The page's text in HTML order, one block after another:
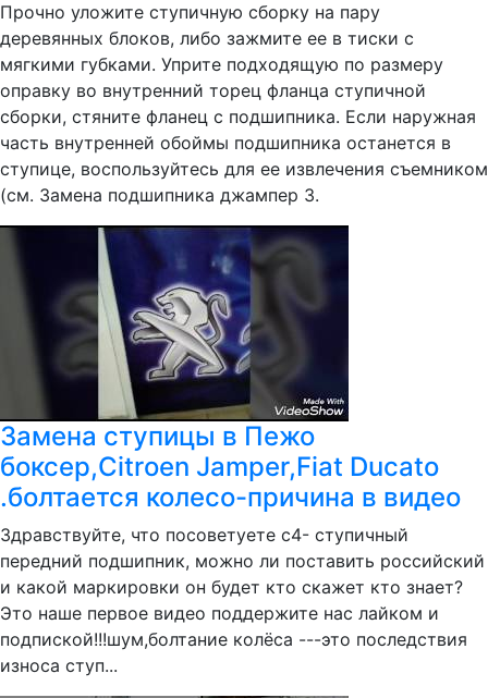
Прочно уложите ступичную сборку на пару
деревянных блоков, либо зажмите ее в тиски с
мягкими губками. Уприте подходящую по размеру
оправку во внутренний торец фланца ступичной
сборки, стяните фланец с подшипника. Если наружная
часть внутренней обоймы подшипника останется в
ступице, воспользуйтесь для ее извлечения съемником
(см. Замена подшипника джампер 3.
Замена ступицы в Пежо
боксер,Citroen Jamper,Fiat Ducato
.болтается колесо-причина в видео
Здравствуйте, что посоветуете с4- ступичный
передний подшипник, можно ли поставить российский
и какой маркировки он будет кто скажет кто знает?
Это наше первое видео поддержите нас лайком и
подпиской!!!шум,болтание колёса ---это последствия
износа ступ...